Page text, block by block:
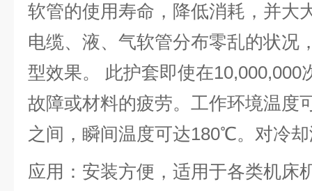
软管的使用寿命，降低消耗，并大
电缆、液、气软管分布零乱的状况
型效果。 此护套即使在10,000,000
故障或材料的疲劳。工作环境温
之间，瞬间温度可达180℃。对冷
应用：安装方便，适用于各类机床